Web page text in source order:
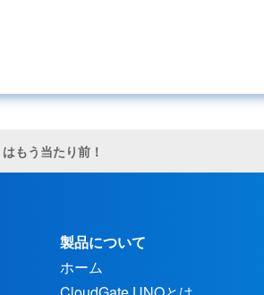
もう当たり前！
製品について
ホーム